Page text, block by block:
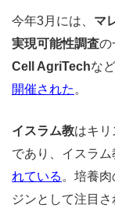
今年3月には、 マ
実現可能性調査の
Cell AgriTechな
開催された 。
イスラム教はキ
であり、イスラム
れている 。培養
ジンとして注目さ